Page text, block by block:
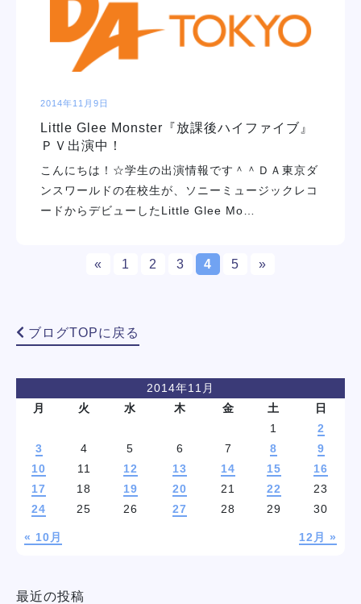
2014年11月9日
Little Glee Monster『放課後ハイファイブ』
ＰＶ出演中！
こんにちは！☆学生の出演情報です＾＾ＤＡ東京ダ
ンスワールドの在校生が、ソニーミュージックレコ
ードからデビューしたLittle Glee Mo…
« 1 2 3 4 5 »
ブログTOPに戻る
2014年11月
月
火 水 木 金 土 日
« 10月 12月 »
1
2
3
4 5 6 7 8
9
10
11 12 13 14 15
16
17
18 19 20 21 22
23
24
25 26 27 28 29 30
最近の投稿